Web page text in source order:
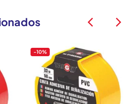
-10%
arrow_back_ios arrow_back_ios